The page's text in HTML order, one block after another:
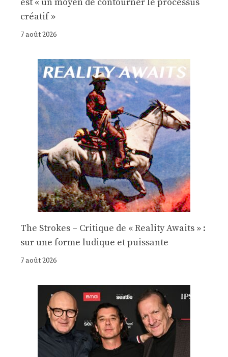
est « un moyen de contourner le processus
créatif »
7 août 2026
The Strokes – Critique de « Reality Awaits » :
sur une forme ludique et puissante
7 août 2026